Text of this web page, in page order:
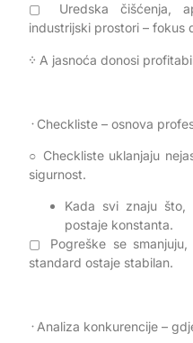
▢ Uredska čišćenja,
industrijski prostori – fokus
᠅ A jasnoća donosi
᠂ Checkliste – osnova
○ Checkliste uklanjaju
sigurnost.
Kada svi znaju
postaje konstanta.
▢ Pogreške se smanjuju,
standard ostaje stabilan.
᠂ Analiza konkurencije –